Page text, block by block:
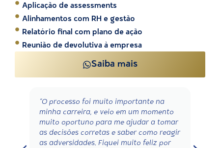
Aplicação de assessments
Alinhamentos com RH e gestão
Relatório final com plano de ação
Reunião de devolutiva à empresa
Saiba mais
“Consegui me conhecer melhor. Saber
onde sou forte e quais meus pontos
vulneráveis. Olhar para dentro de nós é
uma tarefa difícil, mas essencial para
conseguirmos compreender melhor